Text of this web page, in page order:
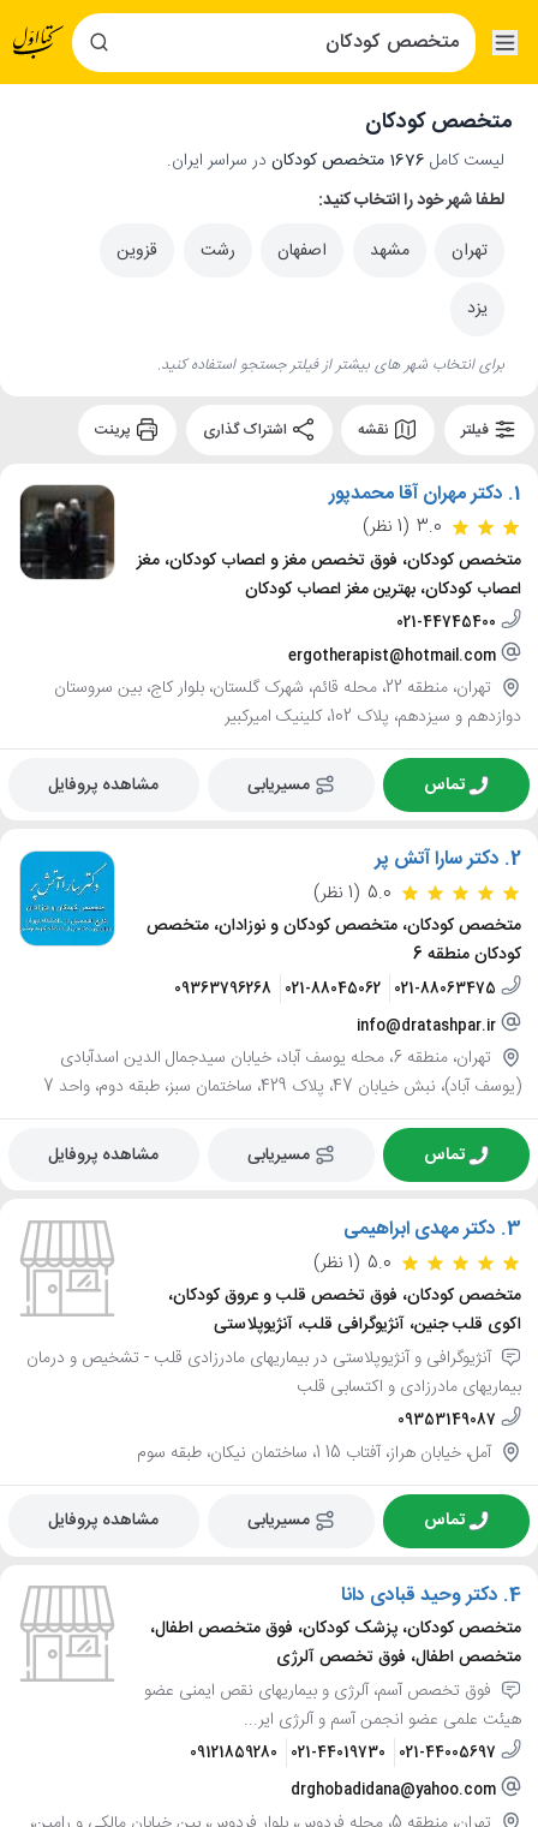
متخصص کودکان
لیست کامل 1676 متخصص کودکان
در سراسر ایران.
لطفا شهر خود را انتخاب کنید:
تهران
مشهد اصفهان رشت قزوین
یزد
برای انتخاب شهر های بیشتر از فیلتر جستجو استفاده کنید.
فیلتر نقشه
1. دکتر مهران آقا محمدپور
3.0 (1 نظر)
متخصص کودکان، فوق تخصص مغز و اعصاب کودکان، مغز
اعصاب کودکان، بهترین مغز اعصاب کودکان
021-44745400
ergotherapist@hotmail.com
تهران، منطقه 22، محله قائم، شهرک گلستان، بلوار کاج، بین سروستان
دوازدهم و سیزدهم، پلاک 102، کلینیک امیرکبیر
تماس مسیریابی مشاهده پروفایل
2. دکتر سارا آتش پر
5.0 (1 نظر)
متخصص کودکان، متخصص کودکان و نوزادان، متخصص
کودکان منطقه 6
021-88063475
021-88045062
09363796268
info@dratashpar.ir
تهران، منطقه 6، محله یوسف آباد، خیابان سیدجمال الدین اسدآبادی
(یوسف آباد)، نبش خیابان 47، پلاک 429، ساختمان سبز، طبقه دوم، واحد 7
تماس مسیریابی مشاهده پروفایل
3. دکتر مهدی ابراهیمی
5.0 (1 نظر)
متخصص کودکان، فوق تخصص قلب و عروق کودکان،
اکوی قلب جنین، آنژیوگرافی قلب، آنژیوپلاستی
آنژیوگرافی و آنژیوپلاستی در بیماریهای مادرزادی قلب - تشخیص و درمان
بیماریهای مادرزادی و اکتسابی قلب
09353149087
آمل، خیابان هراز، آفتاب 15 1، ساختمان نیکان، طبقه سوم
تماس مسیریابی مشاهده پروفایل
4. دکتر وحید قبادی دانا
متخصص کودکان، پزشک کودکان، فوق متخصص اطفال،
متخصص اطفال، فوق تخصص آلرژی
فوق تخصص آسم، آلرژی و بیماریهای نقص ایمنی عضو
هیئت علمی عضو انجمن آسم و آلرژی ایر...
021-44005697
021-44019730
09121859280
drghobadidana@yahoo.com